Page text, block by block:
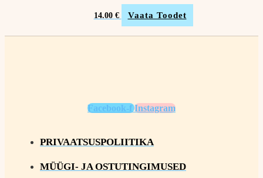
14.00 € Vaata Toodet
Facebook-f Instagram
PRIVAATSUSPOLIITIKA
MÜÜGI- JA OSTUTINGIMUSED